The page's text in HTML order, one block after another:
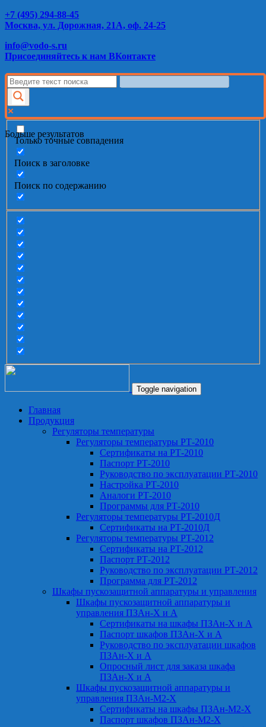
+7 (495) 294-88-45
Москва, ул. Дорожная, 21А, оф. 24-25
info@vodo-s.ru
Присоединяйтесь к нам ВКонтакте
Больше результатов
Только точные совпадения
Поиск в заголовке
Поиск по содержанию
Toggle navigation
Главная
Продукция
Регуляторы температуры
Регуляторы температуры РТ-2010
Сертификаты на РТ-2010
Паспорт РТ-2010
Руководство по эксплуатации РТ-2010
Настройка РТ-2010
Аналоги РТ-2010
Программы для РТ-2010
Регуляторы температуры РТ-2010Д
Сертификаты на РТ-2010Д
Регуляторы температуры РТ-2012
Сертификаты на РТ-2012
Паспорт РТ-2012
Руководство по эксплуатации РТ-2012
Программа для РТ-2012
Шкафы пускозащитной аппаратуры и управления
Шкафы пускозащитной аппаратуры и
управления ПЗАн-Х и А
Сертификаты на шкафы ПЗАн-Х и А
Паспорт шкафов ПЗАн-Х и А
Руководство по эксплуатации шкафов
ПЗАн-Х и А
Опросный лист для заказа шкафа
ПЗАн-Х и А
Шкафы пускозащитной аппаратуры и
управления ПЗАн-М2-Х
Сертификаты на шкафы ПЗАн-М2-Х
Паспорт шкафов ПЗАн-М2-Х